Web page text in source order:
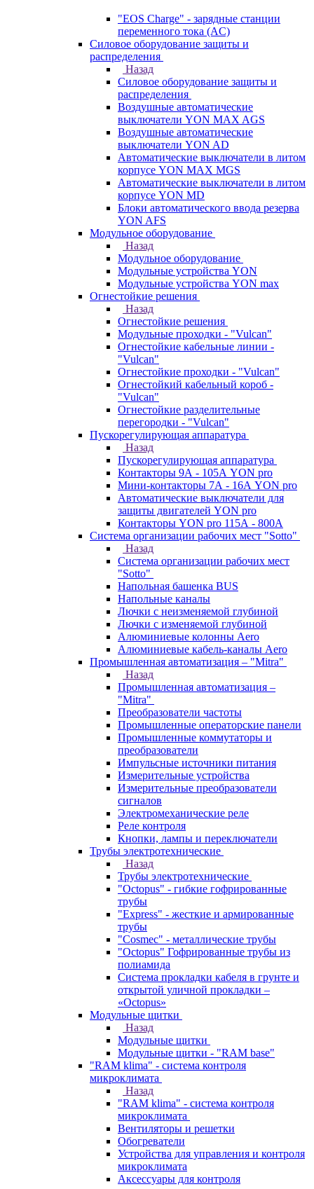
"EOS Charge" - зарядные станции
переменного тока (AC)
Силовое оборудование защиты и
распределения
Назад
Силовое оборудование защиты и
распределения
Воздушные автоматические
выключатели YON MAX AGS
Воздушные автоматические
выключатели YON AD
Автоматические выключатели в литом
корпусе YON MAX MGS
Автоматические выключатели в литом
корпусе YON MD
Блоки автоматического ввода резерва
YON AFS
Модульное оборудование
Назад
Модульное оборудование
Модульные устройства YON
Модульные устройства YON max
Огнестойкие решения
Назад
Огнестойкие решения
Модульные проходки - "Vulcan"
Огнестойкие кабельные линии -
"Vulcan"
Огнестойкие проходки - "Vulcan"
Огнестойкий кабельный короб -
"Vulcan"
Огнестойкие разделительные
перегородки - "Vulcan"
Пускорегулирующая аппаратура
Назад
Пускорегулирующая аппаратура
Контакторы 9А - 105А YON pro
Мини-контакторы 7А - 16А YON pro
Автоматические выключатели для
защиты двигателей YON pro
Контакторы YON pro 115А - 800А
Система организации рабочих мест "Sotto"
Назад
Система организации рабочих мест
"Sotto"
Напольная башенка BUS
Напольные каналы
Лючки с неизменяемой глубиной
Лючки с изменяемой глубиной
Алюминиевые колонны Aero
Алюминиевые кабель-каналы Aero
Промышленная автоматизация – "Mitra"
Назад
Промышленная автоматизация –
"Mitra"
Преобразователи частоты
Промышленные операторские панели
Промышленные коммутаторы и
преобразователи
Импульсные источники питания
Измерительные устройства
Измерительные преобразователи
сигналов
Электромеханические реле
Реле контроля
Кнопки, лампы и переключатели
Трубы электротехнические
Назад
Трубы электротехнические
"Octopus" - гибкие гофрированные
трубы
"Express" - жесткие и армированные
трубы
"Cosmec" - металлические трубы
"Octopus" Гофрированные трубы из
полиамида
Система прокладки кабеля в грунте и
открытой уличной прокладки –
«Octopus»
Модульные щитки
Назад
Модульные щитки
Модульные щитки - "RAM base"
"RAM klima" - система контроля
микроклимата
Назад
"RAM klima" - система контроля
микроклимата
Вентиляторы и решетки
Обогреватели
Устройства для управления и контроля
микроклимата
Аксессуары для контроля